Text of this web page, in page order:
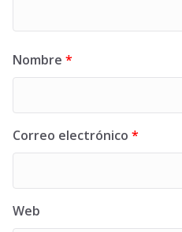
Nombre *
Correo electrónico *
Web